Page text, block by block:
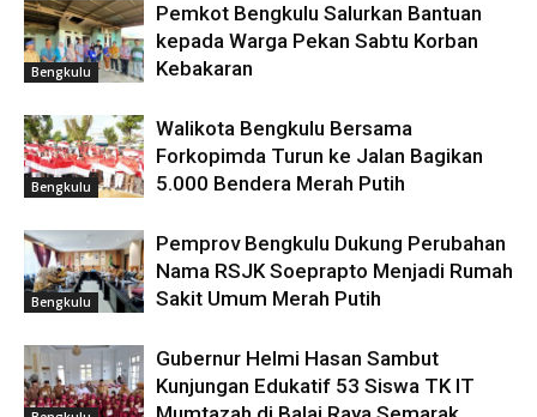
Bengkulu
Pemkot Bengkulu Salurkan Bantuan
kepada Warga Pekan Sabtu Korban
Kebakaran
Bengkulu
Walikota Bengkulu Bersama
Forkopimda Turun ke Jalan Bagikan
5.000 Bendera Merah Putih
Bengkulu
Pemprov Bengkulu Dukung Perubahan
Nama RSJK Soeprapto Menjadi Rumah
Sakit Umum Merah Putih
Gubernur Helmi Hasan Sambut
Kunjungan Edukatif 53 Siswa TK IT